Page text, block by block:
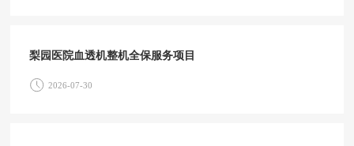
梨园医院血透机整机全保服务项目
2026-07-30